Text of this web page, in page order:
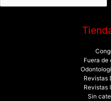
:
Fuera de
Revistas
Revistas
Sin